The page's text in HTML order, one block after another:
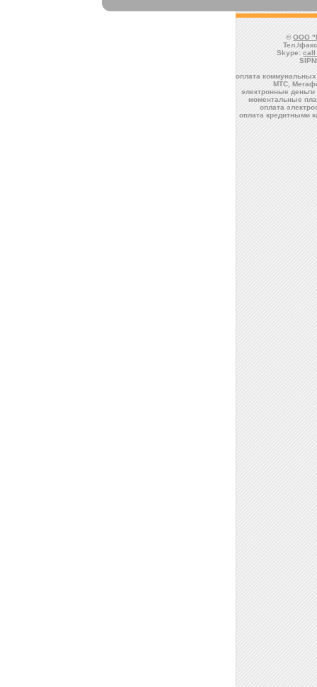
©ООО
Тел./
Skype:
оплата
МТС,
электронные
моментальные
оплата
оплата кредитными